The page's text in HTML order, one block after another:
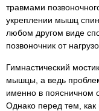
травмами
укреплении мышц
любом другом виде
позвоночник от
Гимнастический
мышцы, а ведь
именно в поясничном
Однако перед тем,